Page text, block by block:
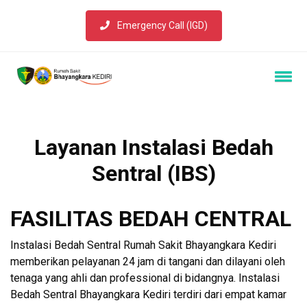
Emergency Call (IGD)
Layanan Instalasi Bedah
Sentral (IBS)
FASILITAS BEDAH CENTRAL
Instalasi Bedah Sentral Rumah Sakit Bhayangkara Kediri
memberikan pelayanan 24 jam di tangani dan dilayani oleh
tenaga yang ahli dan professional di bidangnya. Instalasi
Bedah Sentral Bhayangkara Kediri terdiri dari empat kamar